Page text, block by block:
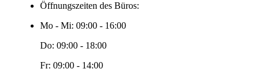
Öffnungszeiten des Büros:
Mo - Mi: 09:00 - 16:00
Do: 09:00 - 18:00
Fr: 09:00 - 14:00